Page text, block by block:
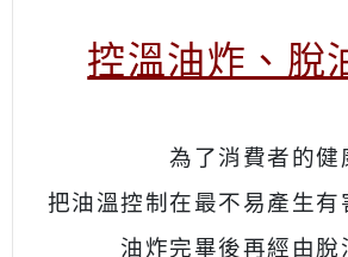
控溫油炸、脫
為了消費者的健
把油溫控制在最不易產生有
油炸完畢後再經由脫